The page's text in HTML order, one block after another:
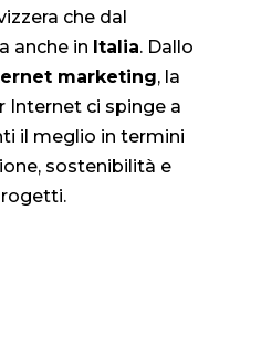
che dal
anche in Italia. Dallo
marketing, la
Internet ci spinge a
il meglio in termini
sostenibilità e